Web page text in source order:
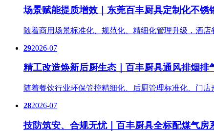
场景赋能提质增效｜东莞百丰厨具定制化不
随着商用场景标准化、规范化、精细化管理升级，酒
292026-07
精工改造焕新后厨生态｜百丰厨具通风排烟
随着餐饮行业环保管控精细化、后厨管理标准化、门
282026-07
技防筑安、合规无忧｜百丰厨具全标配煤气